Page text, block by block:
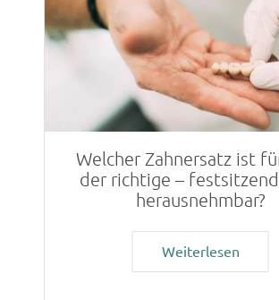
Welcher Zahnersatz ist
der richtige –
herausnehmbar?
Weiterlesen